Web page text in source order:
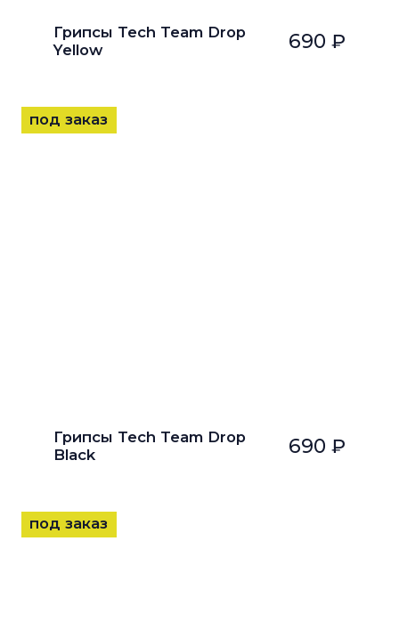
Грипсы Tech Team Drop
Yellow
690 ₽
Грипсы Tech Team Drop
Black
690 ₽
под заказ
под заказ